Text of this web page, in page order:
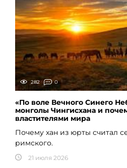
282 0
«По воле Вечного Синего
монголы Чингисхана и
властителями мира
Почему хан из юрты считал
римского.
21 июля 2026